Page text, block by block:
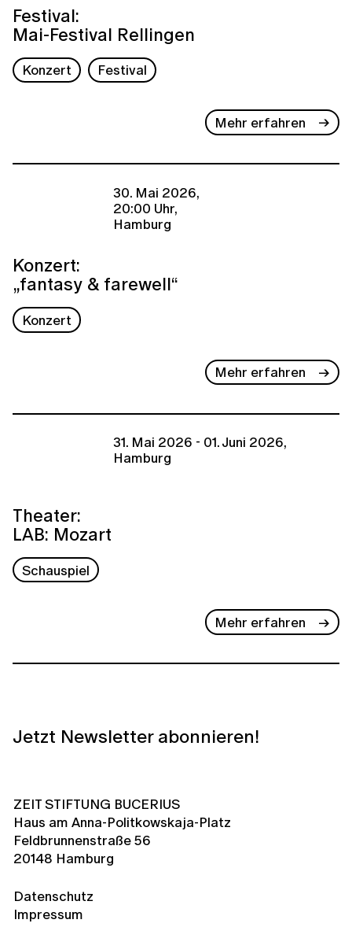
Festival:
Mai-Festival Rellingen
Konzert Festival
Mehr erfahren
30. Mai 2026,
20:00 Uhr,
Hamburg
Konzert:
„fantasy & farewell“
Konzert
Mehr erfahren
31. Mai 2026 - 01. Juni 2026,
Hamburg
Theater:
LAB: Mozart
Schauspiel
Mehr erfahren
Jetzt Newsletter abonnieren!
ZEIT STIFTUNG BUCERIUS
Haus am Anna-Politkowskaja-Platz
Feldbrunnenstraße 56
20148 Hamburg
Datenschutz
Impressum